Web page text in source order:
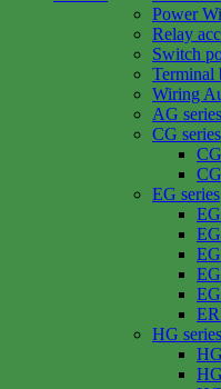
Power
Relay
Switch
Terminal
Wiring
AG series
CG series
EG series
HG series